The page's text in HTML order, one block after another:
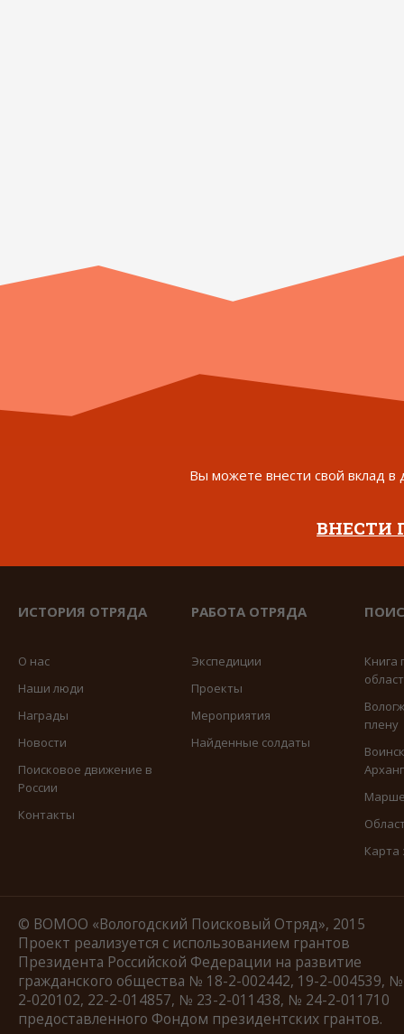
Вы можете внести свой вклад в
ВНЕСТИ
ИСТОРИЯ ОТРЯДА
О нас
Наши люди
Награды
Новости
Поисковое движение в
России
Контакты
РАБОТА ОТРЯДА
Экспедиции
Проекты
Мероприятия
Найденные солдаты
Книга
плену
Карта
© ВОМОО «Вологодский Поисковый Отряд», 2015
Проект реализуется с использованием грантов
Президента Российской Федерации на развитие
гражданского общества № 18-2-002442, 19-2-004539,
2-020102, 22-2-014857, № 23-2-011438, № 24-2-011710
предоставленного Фондом президентских грантов.